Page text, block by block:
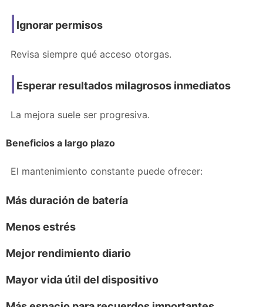
Ignorar permisos
Revisa siempre qué acceso otorgas.
Esperar resultados milagrosos inmediatos
La mejora suele ser progresiva.
Beneficios a largo plazo
El mantenimiento constante puede ofrecer:
Más duración de batería
Menos estrés
Mejor rendimiento diario
Mayor vida útil del dispositivo